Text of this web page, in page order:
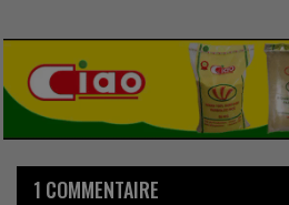
1 COMMENTAIRE